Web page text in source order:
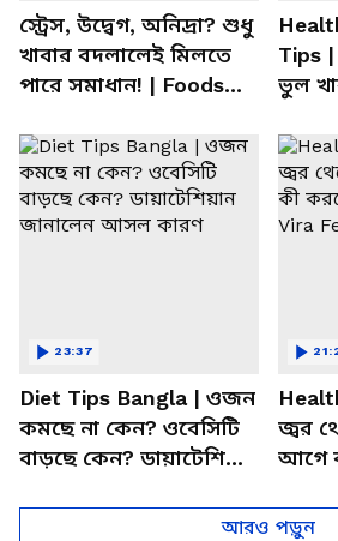
স্ট্রেস, উদ্বেগ, অনিদ্রা? শুধু
খাবার বদলালেই মিলতে
পারে সমাধান! | Foods
Tips |
ভুল
Diet Tips Bangla | ওজন
কমছে না কেন? ওবেসিটি
বাড়ছে কেন? ডায়াটেশিয়ান
23:37
জ্বর
আগে
Cough
আরও পড়ুন